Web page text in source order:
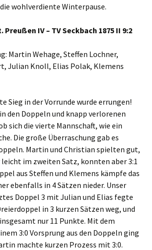
wohlverdiente Winterpause.
Preußen IV – TV Seckbach 1875 II 9:2
Martin Wehage, Steffen Lochner,
Julian Knoll, Elias Polak, Klemens
Sieg in der Vorrunde wurde errungen!
den Doppeln und knapp verlorenen
sich die vierte Mannschaft, wie ein
Die große Überraschung gab es
Martin und Christian spielten gut,
im zweiten Satz, konnten aber 3:1
aus Steffen und Klemens kämpfe das
ebenfalls in 4 Sätzen nieder. Unser
Doppel 3 mit Julian und Elias fegte
in 3 kurzen Sätzen weg, und
nur 11 Punkte. Mit dem
3:0 Vorsprung aus den Doppeln ging
machte kurzen Prozess mit 3:0.